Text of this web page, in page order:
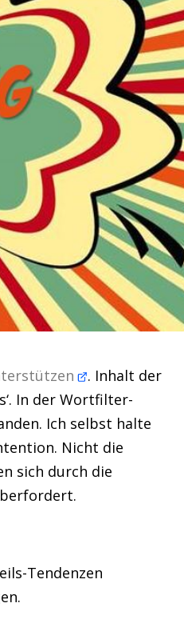
. Inhalt der
In der Wortfilter-
Ich selbst halte
Nicht die
sich durch die
Tendenzen